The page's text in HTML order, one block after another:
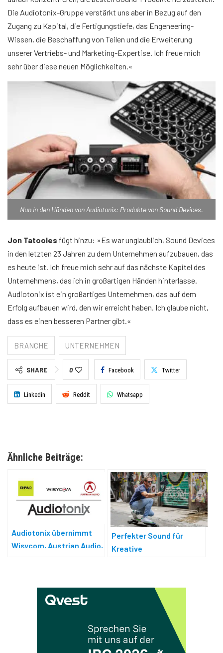
Die Audiotonix-Gruppe verstärkt uns aber in Bezug auf den
Zugang zu Kapital, die Fertigungstiefe, das Engeneering-
Wissen, die Beschaffung von Teilen und die Erweiterung
unserer Vertriebs- und Marketing-Expertise. Ich freue mich
sehr über diese neuen Möglichkeiten.«
Nun in den Händen von Audiotonix: Produkte von Sound Devices.
Jon Tatooles fügt hinzu: »Es war unglaublich, Sound Devices
in den letzten 23 Jahren zu dem Unternehmen aufzubauen, das
es heute ist. Ich freue mich sehr auf das nächste Kapitel des
Unternehmens, das ich in großartigen Händen hinterlasse.
Audiotonix ist ein großartiges Unternehmen, das auf dem
Erfolg aufbauen wird, den wir erreicht haben. Ich glaube nicht,
dass es einen besseren Partner gibt.«
BRANCHE UNTERNEHMEN
SHARE 0 Facebook Twitter
Linkedin Reddit Whatsapp
Ähnliche Beiträge:
Audiotonix übernimmt
Wisycom, Austrian Audio,
Perfekter Sound für
Kreative